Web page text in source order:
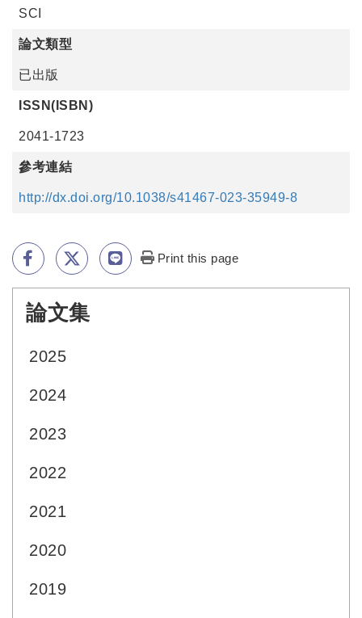
SCI
論文類型
已出版
ISSN(ISBN)
2041-1723
參考連結
http://dx.doi.org/10.1038/s41467-023-35949-8
Print this page
論文集
2025
2024
2023
2022
2021
2020
2019